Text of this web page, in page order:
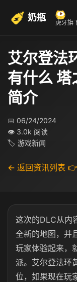
奶瓶 虎牙旗
艾尔登法
有什么 塔
简介
📅 06/24/2024
👁 3.0k 阅读
🏷 游戏新闻
← 返回资讯列表
这次的DLC从内
全新的地图，并
玩家体验起来，
派。艾尔登法环
位，如果现在玩